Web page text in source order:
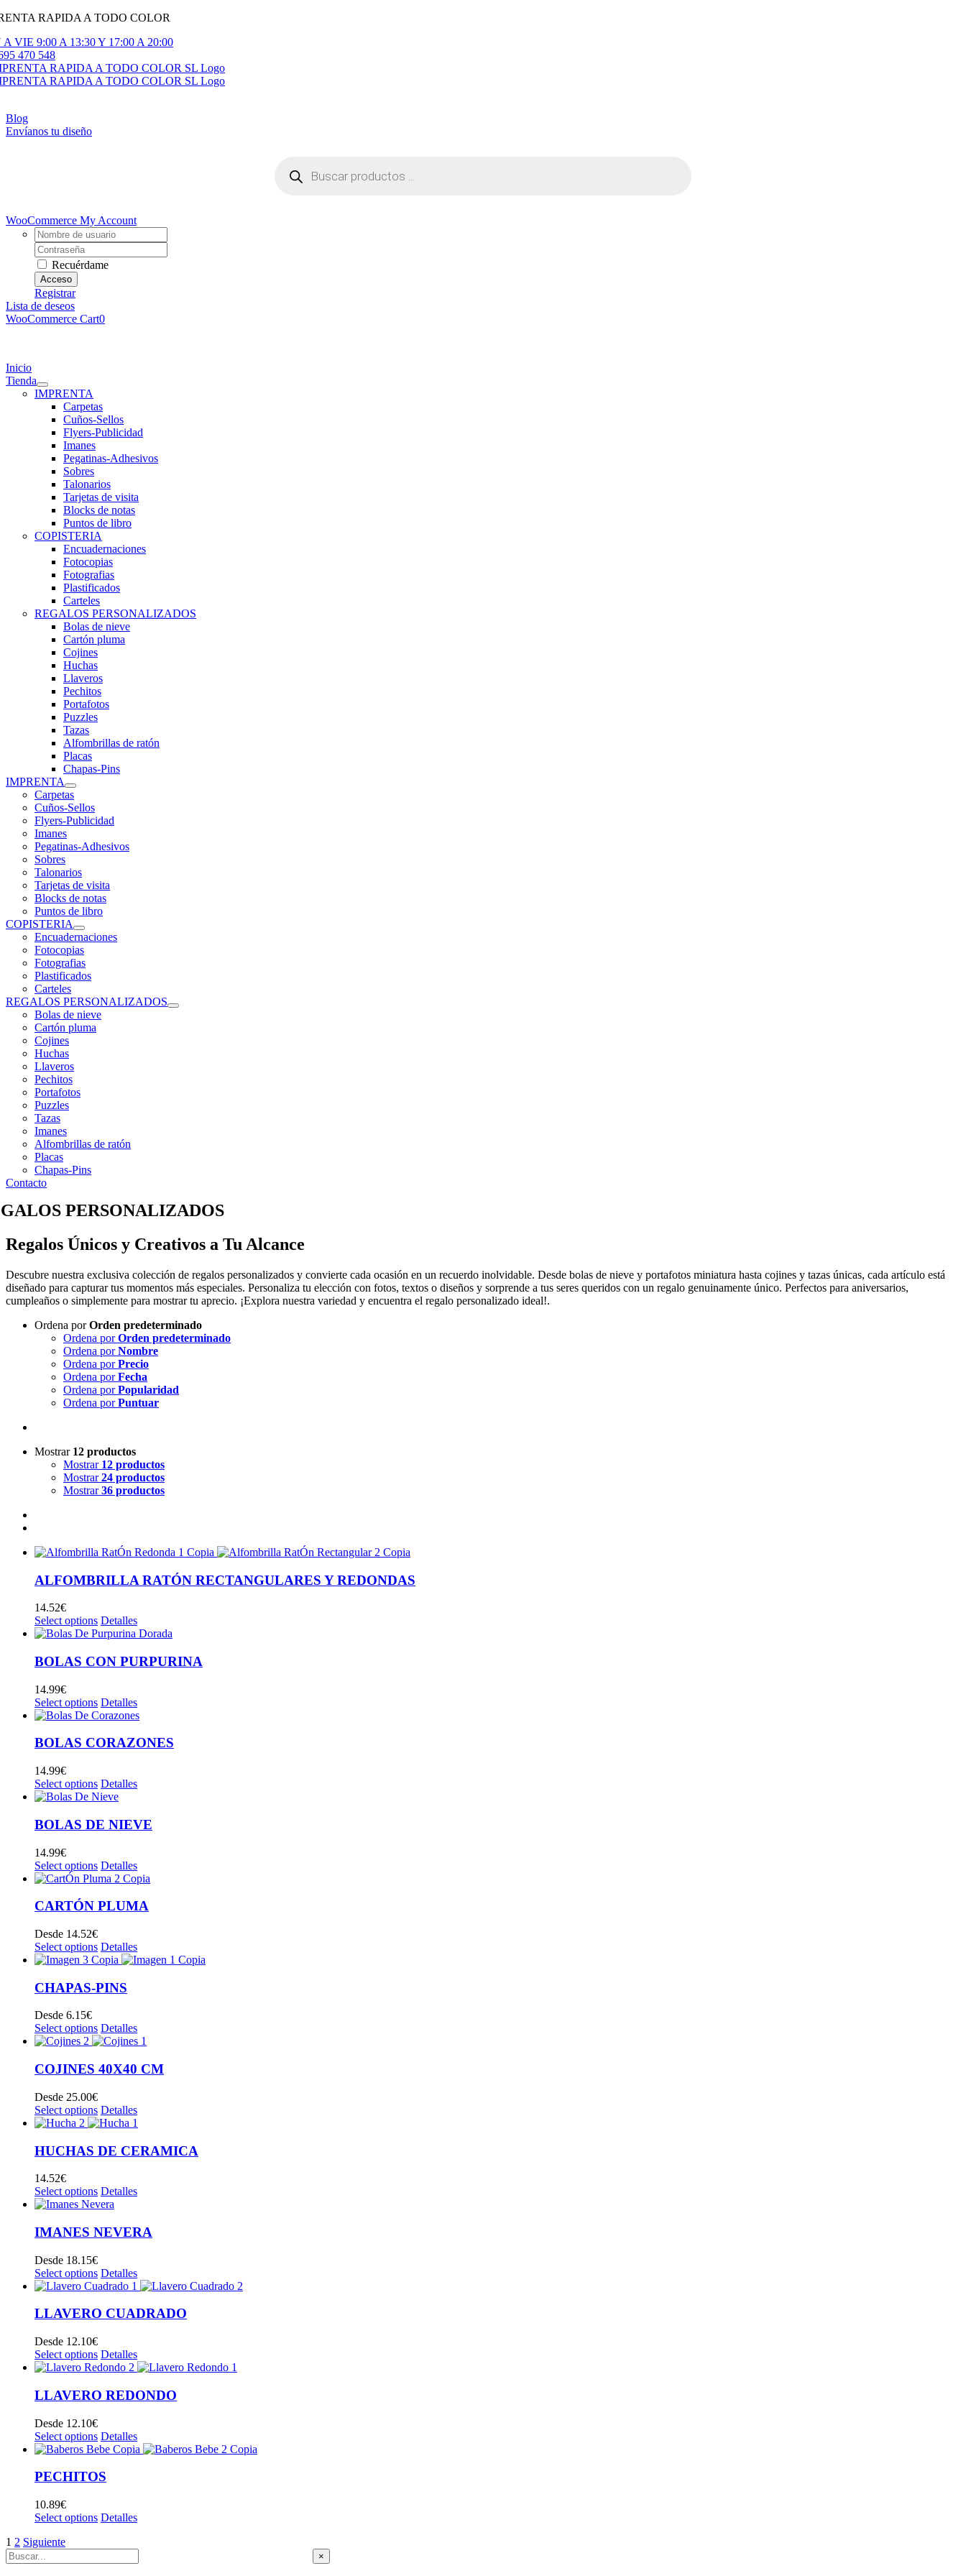
Saltar
contenido
RAPIDA A TODO COLOR
VIE 9:00 A 13:30 Y 17:00 A 20:00
470 548
Blog
Envíanos tu diseño
productos
WooCommerce My Account
Username:
Contraseña
Recuérdame
Registrar
Lista de deseos
WooCommerce Cart0
Inicio
Tienda
IMPRENTA
Carpetas
Cuños-Sellos
Flyers-Publicidad
Imanes
Pegatinas-Adhesivos
Sobres
Talonarios
Tarjetas de visita
Blocks de notas
Puntos de libro
COPISTERIA
Encuadernaciones
Fotocopias
Fotografias
Plastificados
Carteles
REGALOS PERSONALIZADOS
Bolas de nieve
Cartón pluma
Cojines
Huchas
Llaveros
Pechitos
Portafotos
Puzzles
Tazas
Alfombrillas de ratón
Placas
Chapas-Pins
IMPRENTA
Carpetas
Cuños-Sellos
Flyers-Publicidad
Imanes
Pegatinas-Adhesivos
Sobres
Talonarios
Tarjetas de visita
Blocks de notas
Puntos de libro
COPISTERIA
Encuadernaciones
Fotocopias
Fotografias
Plastificados
Carteles
REGALOS PERSONALIZADOS
Bolas de nieve
Cartón pluma
Cojines
Huchas
Llaveros
Pechitos
Portafotos
Puzzles
Tazas
Imanes
Alfombrillas de ratón
Placas
Chapas-Pins
Contacto
PERSONALIZADOS
Regalos Únicos y Creativos a Tu Alcance
Descubre nuestra exclusiva colección de regalos personalizados y convierte cada ocasión en un recuerdo inolvidable. Desde bolas de nieve y portafotos miniatura hasta cojines y tazas únicas, cada artículo está
diseñado para capturar tus momentos más especiales. Personaliza tu elección con fotos, textos o diseños y sorprende a tus seres queridos con un regalo genuinamente único. Perfectos para aniversarios,
cumpleaños o simplemente para mostrar tu aprecio. ¡Explora nuestra variedad y encuentra el regalo personalizado ideal!.
Ordena porOrden predeterminado
Ordena porOrden predeterminado
Ordena porNombre
Ordena porPrecio
Ordena porFecha
Ordena porPopularidad
Ordena porPuntuar
Mostrar 12 productos
Mostrar 12 productos
Mostrar24 productos
Mostrar36 productos
ALFOMBRILLA RATÓN RECTANGULARES Y REDONDAS
14.52€
Select options Detalles
BOLAS CON PURPURINA
14.99€
Select options Detalles
BOLAS CORAZONES
14.99€
Select options Detalles
BOLAS DE NIEVE
14.99€
Select options Detalles
CARTÓN PLUMA
Desde 14.52€
Select options Detalles
CHAPAS-PINS
Desde 6.15€
Select options Detalles
COJINES 40X40 CM
Desde 25.00€
Select options Detalles
HUCHAS DE CERAMICA
14.52€
Select options Detalles
IMANES NEVERA
Desde 18.15€
Select options Detalles
LLAVERO CUADRADO
Desde 12.10€
Select options Detalles
LLAVERO REDONDO
Desde 12.10€
Select options Detalles
PECHITOS
10.89€
Select options Detalles
1 2 Siguiente
Close
product
×